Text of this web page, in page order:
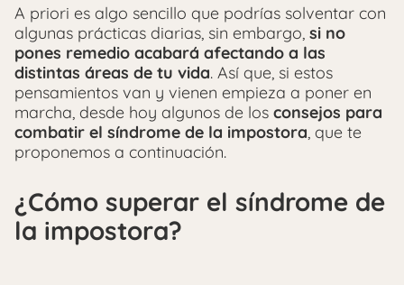
A priori es algo sencillo que podrías solventar con
algunas prácticas diarias, sin embargo, si no
pones remedio acabará afectando a las
distintas áreas de tu vida. Así que, si estos
pensamientos van y vienen empieza a poner en
marcha, desde hoy algunos de los consejos para
combatir el síndrome de la impostora, que te
proponemos a continuación.
¿Cómo superar el síndrome de
la impostora?